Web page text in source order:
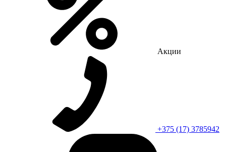
Акции
+375 (17) 3785942